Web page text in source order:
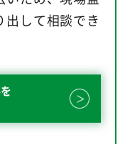
して相談でき